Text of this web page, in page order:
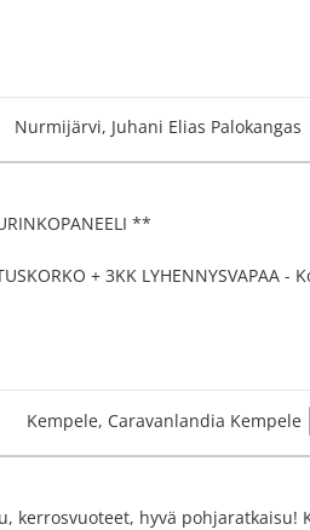
Nurmijärvi, Juhani Elias Palokangas
**
+ 3KK LYHENNYSVAPAA -
Kempele, Caravanlandia Kempele